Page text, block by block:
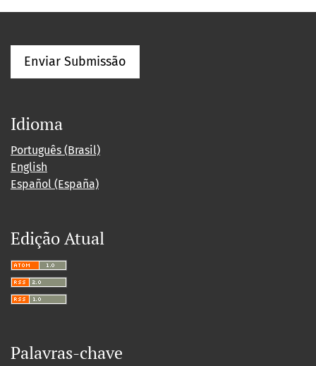
Enviar Submissão
Idioma
Português (Brasil)
English
Español (España)
Edição Atual
Palavras-chave